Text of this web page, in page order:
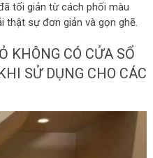
tối giản từ cách phối màu
thật sự đơn giản và gọn ghẽ.
KHÔNG CÓ CỬA SỔ
SỬ DỤNG CHO CÁC